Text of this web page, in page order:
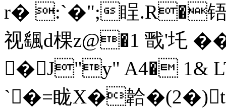
r� :`�";睈.R�铻 倅
视颻d棵z@�1 戬'圫
�J"y" A4� 1&
`�=眬X�韐